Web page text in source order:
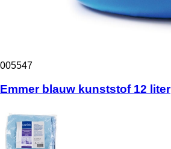
005547
Emmer blauw kunststof 12 liter